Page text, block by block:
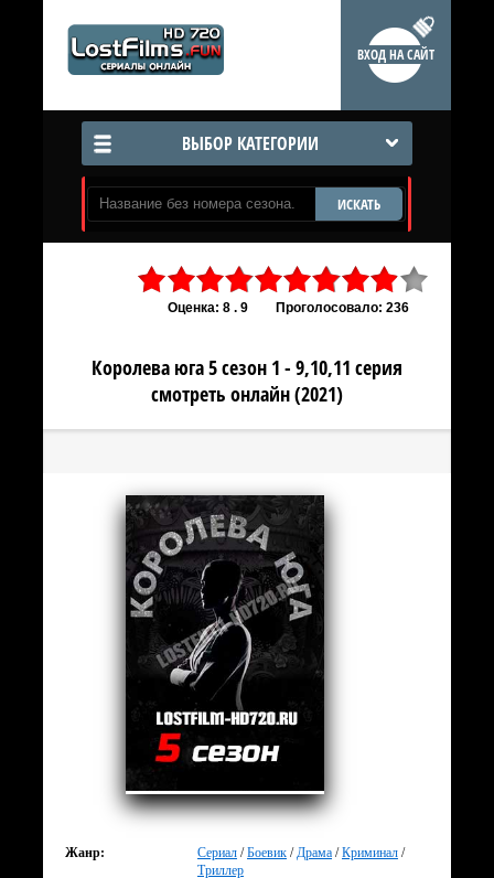
ВХОД НА САЙТ
ВЫБОР КАТЕГОРИИ
ИСКАТЬ
Оценка: 8 . 9 Проголосовало: 236
Королева юга 5 сезон 1 - 9,10,11 серия
смотреть онлайн (2021)
Жанр: Сериал /Боевик /Драма /Криминал /
Триллер